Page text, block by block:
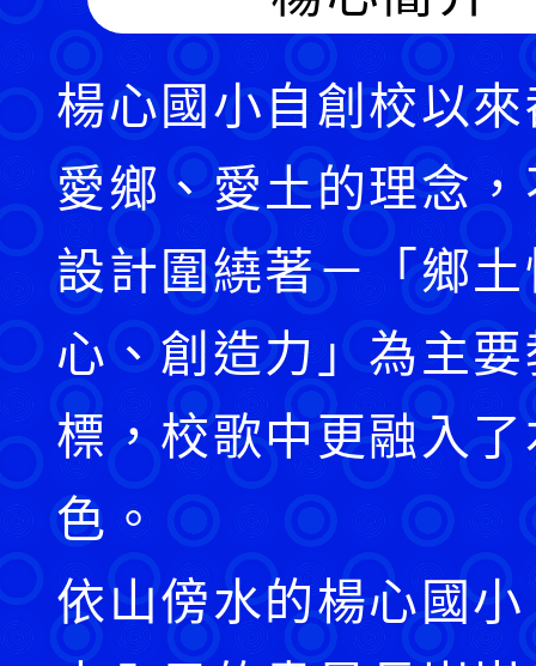
楊心國小自創校以
愛鄉、愛土的理念
設計圍繞著－「鄉
心、創造力」為主
標，校歌中更融入
色。
依山傍水的楊心國